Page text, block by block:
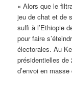
« Alors que le
jeu de chat et de
suffi à l’Ethiopie
pour faire
électorales. Au
présidentielles de
d’envoi en